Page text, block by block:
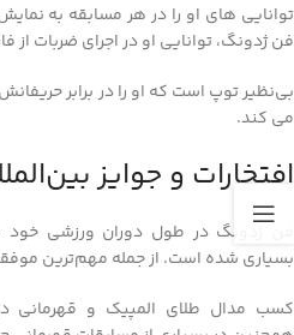
توانایی‌ های او را در هر مسابقه به
فن ژدونگ، توانایی او در اجرای ضربات از
بی‌نظیر توپ است که او را در برابر
می‌ کند.
افتخارات و جوایز
فن ژدونگ در طول دوران ورزشی
بسیاری شده است. از جمله مهم‌ترین
کسب مدال طلای المپیک و قهرمانی